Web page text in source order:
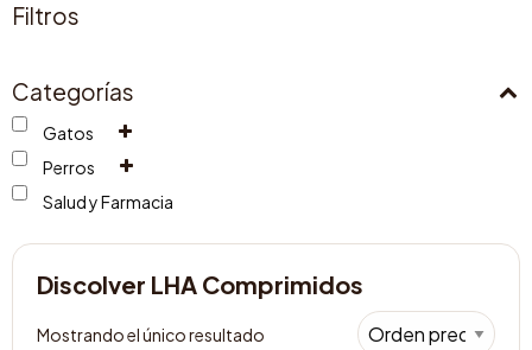
Filtros
Categorías
Gatos
Perros
Salud y Farmacia
Discolver LHA Comprimidos
Mostrando el único resultado